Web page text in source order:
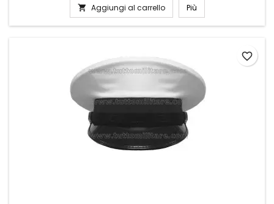
design vegetato, ispirato alle uniformi dell'esercito italiano,
garantisce un look autentico e distintivo. Perfetto...
 Aggiungi al carrello Più
favorite_border